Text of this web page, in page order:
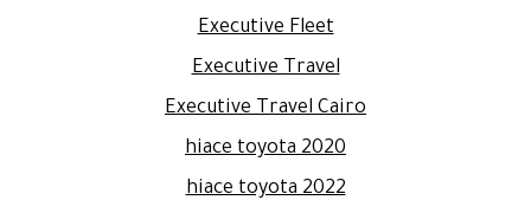
Executive Fleet
Executive Travel
Executive Travel Cairo
hiace toyota 2020
hiace toyota 2022